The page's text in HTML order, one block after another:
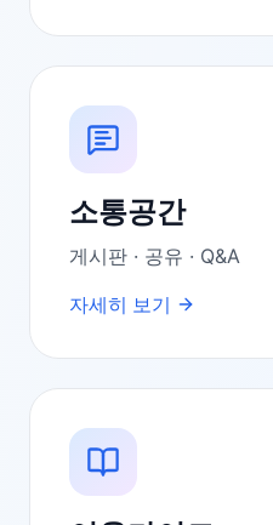
소통공간
게시판 · 공유 · Q&A
자세히 보기